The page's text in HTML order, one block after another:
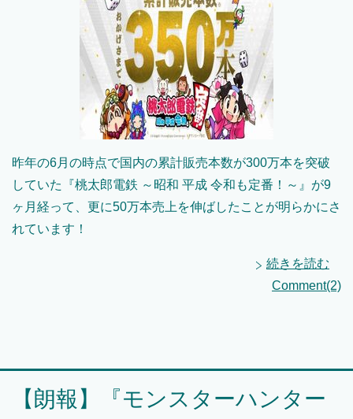
昨年の6月の時点で国内の累計販売本数が300万本を突破
していた『桃太郎電鉄 ～昭和 平成 令和も定番！～』が9
ヶ月経って、更に50万本売上を伸ばしたことが明らかにさ
れています！
続きを読む
Comment(2)
【朗報】『モンスターハンター